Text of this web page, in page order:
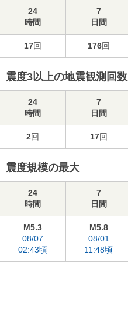
24
時間
7
日間
17回 176回
震度3以上の地震観測回数
24
時間
7
日間
2回 17回
震度規模の最大
24
時間
7
日間
M5.3
08/07
02:43頃
M5.8
08/01
11:48頃